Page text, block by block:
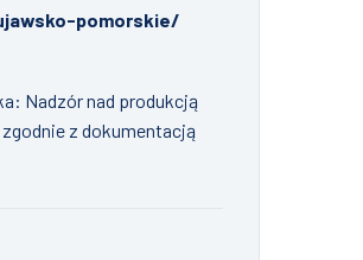
pomorskie/
Nadzór nad produkcją
z dokumentacją